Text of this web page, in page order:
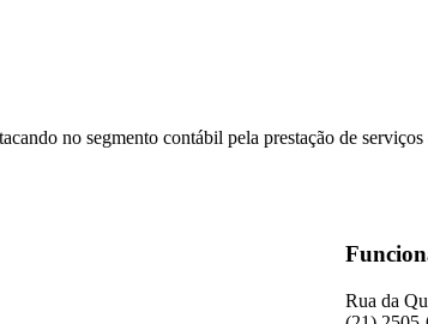
no segmento contábil pela prestação de
Rua da